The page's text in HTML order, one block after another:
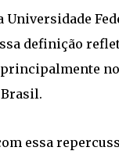
definição
essa